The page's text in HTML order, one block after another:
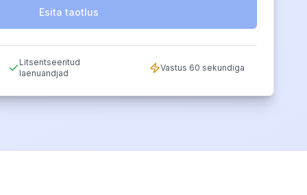
Esita taotlus
Litsentseeritud
laenuandjad
Vastus 60 sekundiga